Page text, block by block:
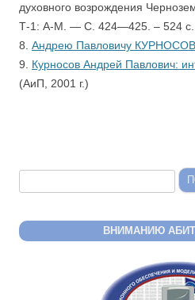
духовного возрождения
Т-1: А-М. — С. 424—425. – 524 с.
8. Андрею Павловичу
9. Курносов Андрей Павлович:
(АиП, 2001 г.)
ВНИМАНИЮ